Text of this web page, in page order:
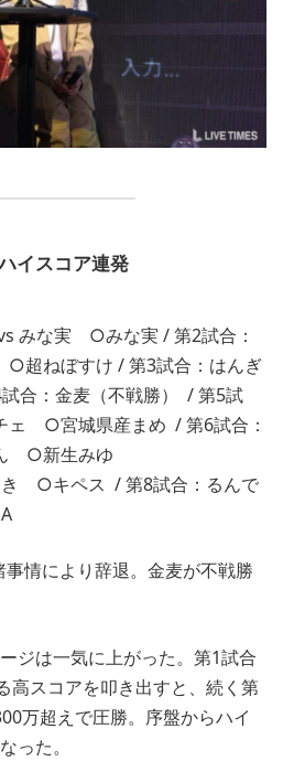
イスコア連発
みな実 ○みな実 / 第2試合：
超ねぼすけ / 第3試合：はんぎ
合：金麦（不戦勝） / 第5試
ェ ○宮城県産まめ / 第6試合：
○新生みゆ
き ○キペス / 第8試合：るんで
情により辞退。金麦が不戦勝
ジは一気に上がった。第1試合
高スコアを叩き出すと、続く第
万超えで圧勝。序盤からハイ
った。